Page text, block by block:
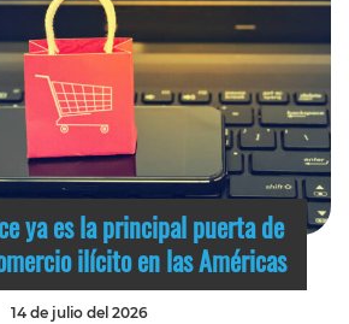
ya es la principal puerta de
ilícito en las Américas
14 de julio del 2026